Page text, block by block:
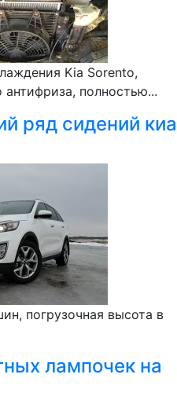
Kia Sorento,
антифриза, полностью...
ряд сидений киа
погрузочная высота в
лампочек на